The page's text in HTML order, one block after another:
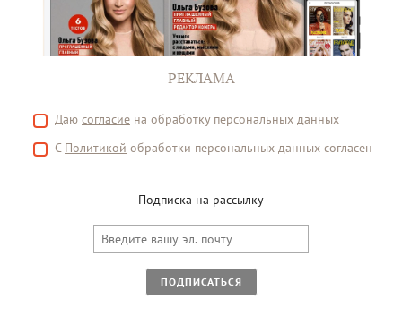
РЕКЛАМА
Даю согласие на обработку персональных данных
С Политикой обработки персональных данных согласен
Подписка на рассылку
ПОДПИСАТЬСЯ